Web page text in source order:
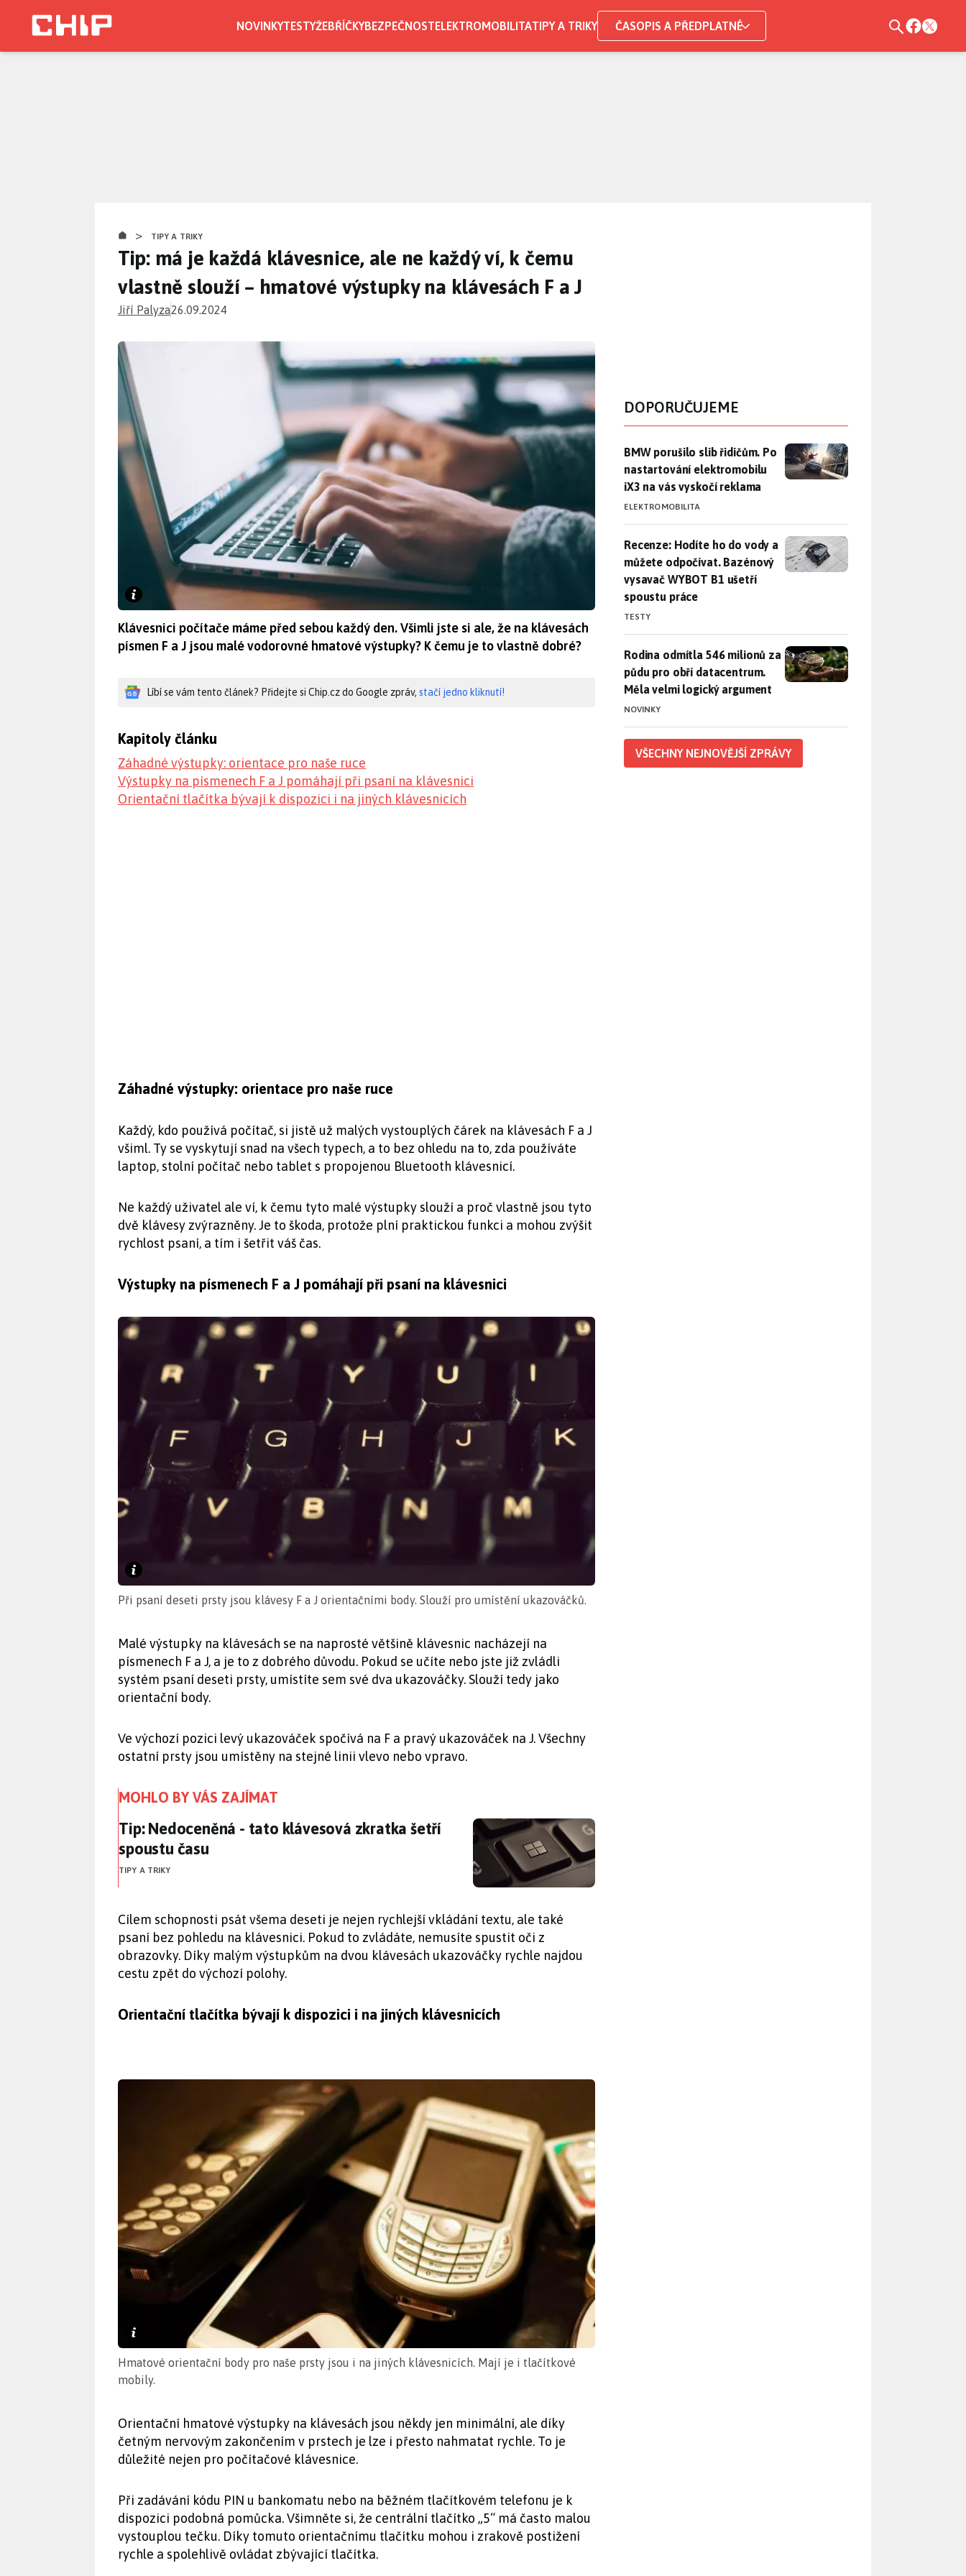
NOVINKYTESTYŽEBŘÍČKYBEZPEČNOSTELEKTROMOBILITATIPY A TRIKY ČASOPIS A PŘEDPLATNÉ
> TIPY A TRIKY
Tip: má je každá klávesnice, ale ne každý ví, k čemu
vlastně slouží – hmatové výstupky na klávesách F a J
Jiří Palyza26.09.2024
Klávesnici počítače máme před sebou každý den. Všimli jste si ale, že na klávesách
písmen F a J jsou malé vodorovné hmatové výstupky? K čemu je to vlastně dobré?
Líbí se vám tento článek? Přidejte si Chip.cz do Google zpráv, stačí jedno kliknutí!
Kapitoly článku
Záhadné výstupky: orientace pro naše ruce
Výstupky na písmenech F a J pomáhají při psaní na klávesnici
Orientační tlačítka bývají k dispozici i na jiných klávesnicích
Záhadné výstupky: orientace pro naše ruce
Každý, kdo používá počítač, si jistě už malých vystouplých čárek na klávesách F a J
všiml. Ty se vyskytují snad na všech typech, a to bez ohledu na to, zda používáte
laptop, stolní počítač nebo tablet s propojenou Bluetooth klávesnicí.
Ne každý uživatel ale ví, k čemu tyto malé výstupky slouží a proč vlastně jsou tyto
dvě klávesy zvýrazněny. Je to škoda, protože plní praktickou funkci a mohou zvýšit
rychlost psaní, a tím i šetřit váš čas.
Výstupky na písmenech F a J pomáhají při psaní na klávesnici
Při psaní deseti prsty jsou klávesy F a J orientačními body. Slouží pro umístění ukazováčků.
Malé výstupky na klávesách se na naprosté většině klávesnic nacházejí na
písmenech F a J, a je to z dobrého důvodu. Pokud se učíte nebo jste již zvládli
systém psaní deseti prsty, umístíte sem své dva ukazováčky. Slouží tedy jako
orientační body.
Ve výchozí pozici levý ukazováček spočívá na F a pravý ukazováček na J. Všechny
ostatní prsty jsou umístěny na stejné linii vlevo nebo vpravo.
MOHLO BY VÁS ZAJÍMAT
Tip: Nedoceněná - tato klávesová zkratka šetří spoustu času
Tip: Nedoceněná - tato klávesová zkratka šetří
spoustu času
TIPY A TRIKY
Cílem schopnosti psát všema deseti je nejen rychlejší vkládání textu, ale také
psaní bez pohledu na klávesnici. Pokud to zvládáte, nemusíte spustit oči z
obrazovky. Díky malým výstupkům na dvou klávesách ukazováčky rychle najdou
cestu zpět do výchozí polohy.
Orientační tlačítka bývají k dispozici i na jiných klávesnicích
Hmatové orientační body pro naše prsty jsou i na jiných klávesnicích. Mají je i tlačítkové
mobily.
Orientační hmatové výstupky na klávesách jsou někdy jen minimální, ale díky
četným nervovým zakončením v prstech je lze i přesto nahmatat rychle. To je
důležité nejen pro počítačové klávesnice.
Při zadávání kódu PIN u bankomatu nebo na běžném tlačítkovém telefonu je k
dispozici podobná pomůcka. Všimněte si, že centrální tlačítko „5“ má často malou
vystouplou tečku. Díky tomuto orientačnímu tlačítku mohou i zrakově postižení
rychle a spolehlivě ovládat zbývající tlačítka.
DOPORUČUJEME
BMW porušilo slib řidičům. Po nastartování elektromobilu iX3 na
BMW porušilo slib řidičům. Po
nastartování elektromobilu
iX3 na vás vyskočí reklama
ELEKTROMOBILITA
Recenze: Hodíte ho do vody a můžete odpočívat. Bazénový
Recenze: Hodíte ho do vody a
můžete odpočívat. Bazénový
vysavač WYBOT B1 ušetří
spoustu práce
TESTY
Rodina odmítla 546 milionů za půdu pro obří datacentrum. Měla
Rodina odmítla 546 milionů za
půdu pro obří datacentrum.
Měla velmi logický argument
NOVINKY
VŠECHNY NEJNOVĚJŠÍ ZPRÁVY